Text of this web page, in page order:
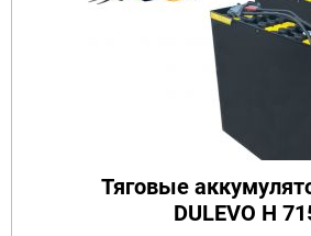
Тяговые
DULEVO H